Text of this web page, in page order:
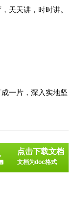
天天讲，时时讲。
一片，深入实地坚
点击下载文档
文档为doc格式